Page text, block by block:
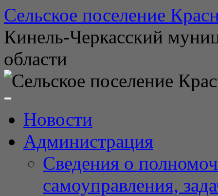
Перейти
к
содержимому
Сельское поселение
Кинель-Черкасский
области
Новости
Администрация
Сведения о
самоуправления,